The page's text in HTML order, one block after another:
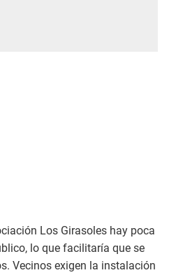
Los Girasoles hay poca
lo que facilitaría que se
Vecinos exigen la instalación